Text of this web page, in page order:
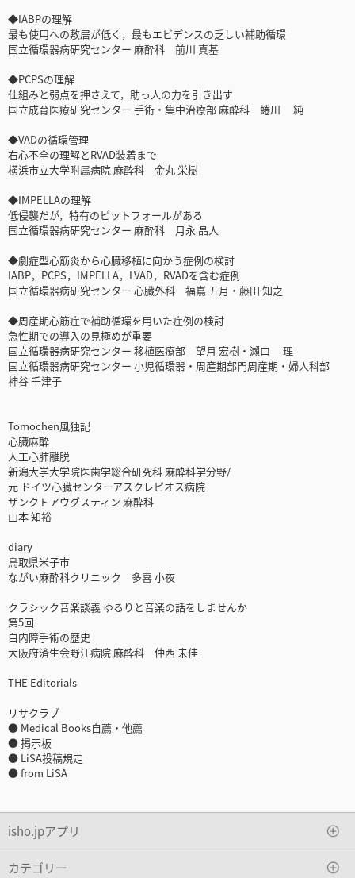
◆IABPの理解
最も使用への敷居が低く，最もエビデンスの乏しい補助循環
国立循環器病研究センター 麻酔科 前川 真基
◆PCPSの理解
仕組みと弱点を押さえて，助っ人の力を引き出す
国立成育医療研究センター 手術・集中治療部 麻酔科 蜷川 純
◆VADの循環管理
右心不全の理解とRVAD装着まで
横浜市立大学附属病院 麻酔科 金丸 栄樹
◆IMPELLAの理解
低侵襲だが，特有のピットフォールがある
国立循環器病研究センター 麻酔科 月永 晶人
◆劇症型心筋炎から心臓移植に向かう症例の検討
IABP，PCPS，IMPELLA，LVAD，RVADを含む症例
国立循環器病研究センター 心臓外科 福嶌 五月・藤田 知之
◆周産期心筋症で補助循環を用いた症例の検討
急性期での導入の見極めが重要
国立循環器病研究センター 移植医療部 望月 宏樹・瀨口 理
国立循環器病研究センター 小児循環器・周産期部門周産期・婦人科部
神谷 千津子
Tomochen風独記
心臓麻酔
人工心肺離脱
新潟大学大学院医歯学総合研究科 麻酔科学分野/
元 ドイツ心臓センターアスクレピオス病院
ザンクトアウグスティン 麻酔科
山本 知裕
diary
鳥取県米子市
ながい麻酔科クリニック 多喜 小夜
クラシック音楽談義 ゆるりと音楽の話をしませんか
第5回
白内障手術の歴史
大阪府済生会野江病院 麻酔科 仲西 未佳
THE Editorials
リサクラブ
● Medical Books自薦・他薦
● 掲示板
● LiSA投稿規定
● from LiSA
isho.jpアプリ
カテゴリー